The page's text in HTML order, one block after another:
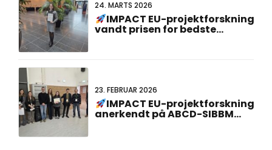
24. MARTS 2026
IMPACT EU-projektforskning
vandt prisen for bedste
23. FEBRUAR 2026
IMPACT EU-projektforskning
anerkendt på ABCD-SIBBM